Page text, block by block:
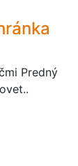
Predný